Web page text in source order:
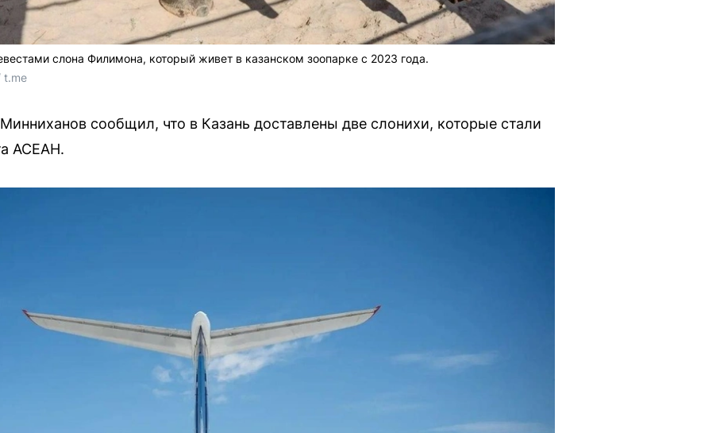
слона Филимона, который живет в казанском зоопарке с 2023 года.
t.me
сообщил, что в Казань доставлены две слонихи, которые стали
АСЕАН.